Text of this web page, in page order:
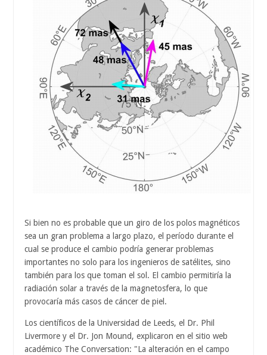
Si bien no es probable que un giro de los polos magnéticos
sea un gran problema a largo plazo, el período durante el
cual se produce el cambio podría generar problemas
importantes no solo para los ingenieros de satélites, sino
también para los que toman el sol. El cambio permitiría la
radiación solar a través de la magnetosfera, lo que
provocaría más casos de cáncer de piel.
Los científicos de la Universidad de Leeds, el Dr. Phil
Livermore y el Dr. Jon Mound, explicaron en el sitio web
académico The Conversation: "La alteración en el campo